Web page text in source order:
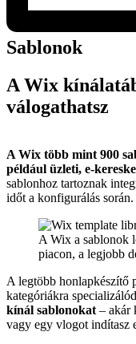
Sablonok
A Wix
válogathatsz
A Wix több mint 900
például üzleti, e-
sablonhoz tartoznak
időt a konfigurálás során.
A Wix a sablonok
piacon, a legjobb
A legtöbb honlapkészítő
kategóriákra
kínál sablonokat– akár
vagy egy vlogot indítasz